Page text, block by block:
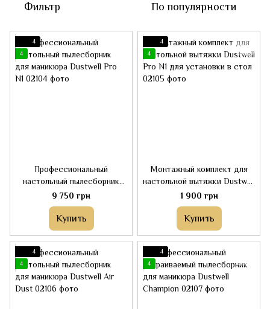
Фильтр По популярности
4
4
Профессиональный
настольный пылесборник
для маникюра Dustwell Pro
N1
9 750 грн
Купить
4
4
Монтажный комплект для
настольной вытяжки Dustwell
Pro N1 для установки в стол
1 900 грн
Купить
4
4
4
4